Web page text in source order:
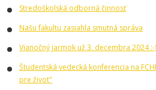
Stredoškolská odborná činnosť
Našu fakultu zasiahla smutná správa
Vianočný jarmok už 3. decembra 2024 :-)
Študentská vedecká konferencia na
pre život"